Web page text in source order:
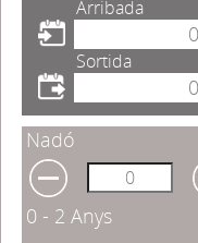
Arribada
Sortida
Nadó
0 - 2 Anys